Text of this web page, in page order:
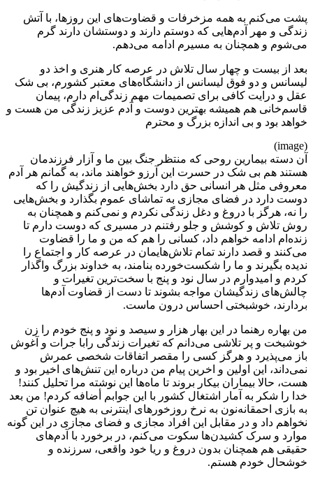
پشت می‌کنم به همه مزخرفات و قضاوت‌های این روزها، با آتش
زندگی و مهر آدم‌هایی که دوستم دارند و دوستشان دارند گرم
می‌شوم و همچنان به مسیرم ادامه می‌دهم.
بعد از بیست و چهار سال تلاش در عرصه کار هنری و اخذ دو
لیسانس و دو فوق لیسانس از دانشگاه‌های معتبر کشورم، بی شک
عقل و درایت کافی برای تصمیمات مهم زندگی‌ام دارم، پیمان
قاسم‌خانی هم همیشه بهترین دوست و آدم عزیز زندگی من هست و
خواهد بود و بی اندازه بزرگ و محترم
(image)
آن دسته بیمارین روحی که منتظر جنگ بین ما و آزار فرزندمان
هستند هم بی شک در حسرت این آرزو خواهند ماند، به گمانم هر آدم
معروفی مثل هر انسانی حق دارد بخش‌هایی از زندگیش را که
دوست دارد در فضای مجازی به تماشای عموم بگذارد و بخش‌هایی
را نه، هرگز با دروغ و دغل زندگی نکردم و نمی‌کنم و همچنان به
روش تلاش و کوشش و جلو رفتنم در مسیری که دوست دارم تا
زنده‌ام ادامه خواهم داد، کسانی را هم که من و ما را قضاوت
می‌کنند و قصد دارند تمام تلاش‌هایمان در عرصه کار و اجتماع را
ندیده بگیرند و ما را شکست‌خورده بنامند، به خداوند بزرگ واگذار
کردم و امیدوارم در سال نود و پنج با سخت‌ترین تغیرات و
چالش‌های زندگیشان مواجه بشوند تا دست از قضاوت آدم‌ها
بردارند، خوشبختی احساس درون ماست.
من بهاره رهنما در این بهار هزار و سیصد و نود و پنج خودم را زن
خوشبخت و پر تلاشی می‌دانم که تغیرات زندگی رابا جرات و آغوش
باز می‌پذیرد و هرگز کسی را مقصر اتفاقات شخصی عمرش
نمی‌داند، این اولین و اخرین پیام من درباره این تنش‌های اخیر بود و
هست، حالا بیماران بیکار بروند تا ماه‌ها این نوشته مرا تحلیل کنند!
خدا را شکر به آمار اشتغال کشور با این جوابم أضافه کردم! من بعد
به بازی احمقانه‌نون به نرخ روزخورهای اینترنی به هیچ عنوان تن
نخواهم داد و در مقابل این افراد مجازی و فضای مجازی در این گونه
موارد و سرک کشیدن‌ها سکوت می‌کنم، در برخورد با آدم‌های
حقیقی هم همچنان بدون دروغ و ریا خود واقعی، سرزنده و
خوشحال خودم هستم.